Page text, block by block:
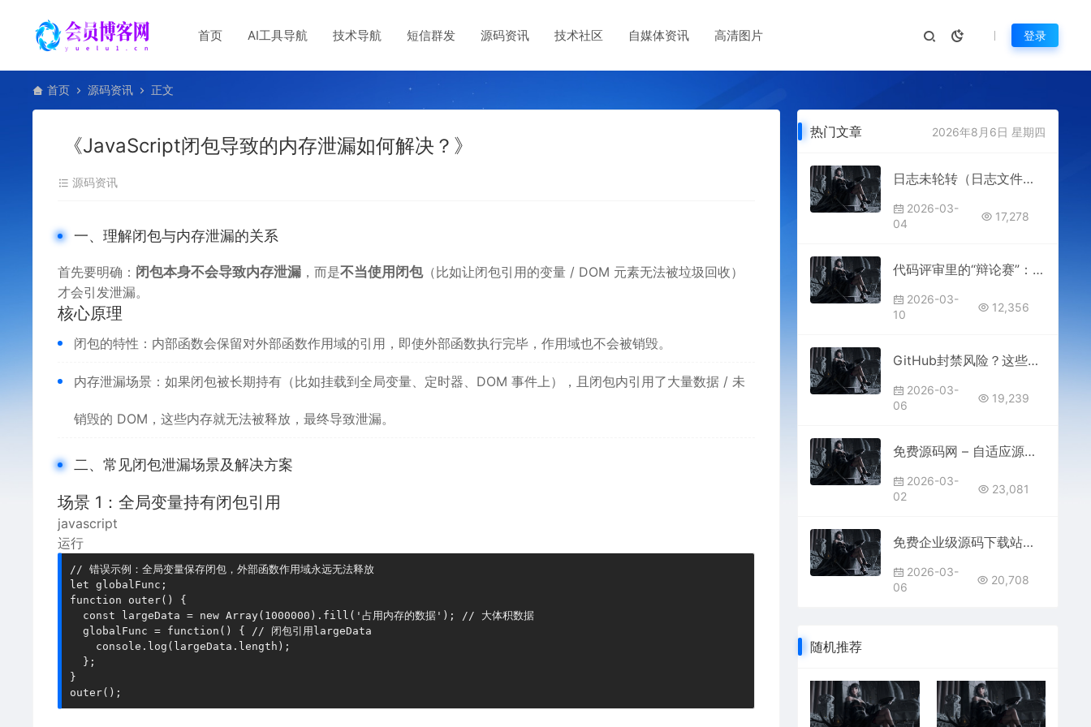
首页 AI工具导航 技术导航 短信群发 源码资讯 技术社区 自媒体资讯 高清图片 登录
首页 源码资讯 正文
《JavaScript闭包导致的内存泄漏如何解决？》
源码资讯
一、理解闭包与内存泄漏的关系
首先要明确： 闭包本身不会导致内存泄漏 ，而是不当使用闭包（比如让闭包引用的变量 / DOM 元素无法被垃圾回收）
才会引发泄漏。
核心原理
闭包的特性：内部函数会保留对外部函数作用域的引用，即使外部函数执行完毕，作用域也不会被销毁。
内存泄漏场景：如果闭包被长期持有（比如挂载到全局变量、定时器、DOM 事件上），且闭包内引用了大量数据 / 未
销毁的 DOM，这些内存就无法被释放，最终导致泄漏。
二、常见闭包泄漏场景及解决方案
场景 1：全局变量持有闭包引用
javascript
运行
// 错误示例：全局变量保存闭包，外部函数作用域永远无法释放
let globalFunc;
function outer() {
  const largeData = new Array(1000000).fill('占用内存的数据'); // 大体积数据
  globalFunc = function() { // 闭包引用largeData
    console.log(largeData.length);
  };
}
热门文章 2026年8月6日 星期四
日志未轮转（日志文件无限增大，占满磁盘）
2026-03-
04
17,278
代码评审里的“辩论赛”：如何把分歧变成团队成长的阶梯
2026-03-
10
12,356
GitHub封禁风险？这些国内源码站可替代
2026-03-
06
19,239
免费源码网 – 自适应源码免费下载
2026-03-
02
23,081
免费企业级源码下载站：源码下载网
2026-03-
06
20,708
随机推荐